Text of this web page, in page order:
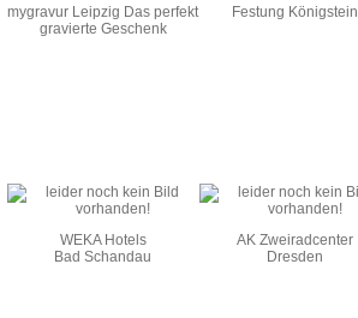
mygravur Leipzig Das perfekt
gravierte Geschenk
Festung Königstein
WEKA Hotels
Bad Schandau
AK Zweiradcenter
Dresden